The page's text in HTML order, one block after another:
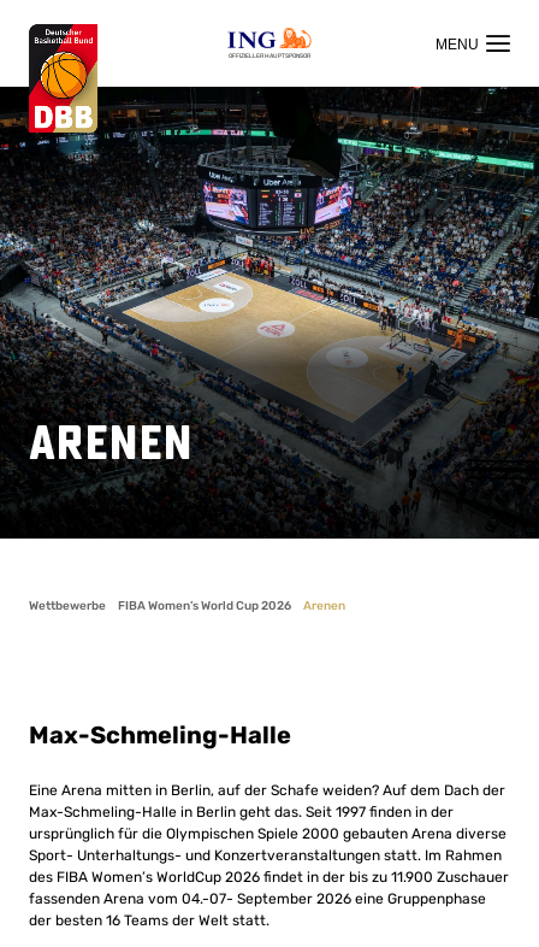
OFFIZIELLER HAUPTSPONSOR
Arenen
Wettbewerbe FIBA Women’s World Cup 2026 Arenen
Max-Schmeling-Halle
Eine Arena mitten in Berlin, auf der Schafe weiden? Auf dem Dach der
Max-Schmeling-Halle in Berlin geht das. Seit 1997 finden in der
ursprünglich für die Olympischen Spiele 2000 gebauten Arena diverse
Sport- Unterhaltungs- und Konzertveranstaltungen statt. Im Rahmen
des FIBA Women’s WorldCup 2026 findet in der bis zu 11.900 Zuschauer
fassenden Arena vom 04.-07- September 2026 eine Gruppenphase
der besten 16 Teams der Welt statt.